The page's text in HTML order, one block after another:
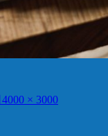
フ
4000 × 3000